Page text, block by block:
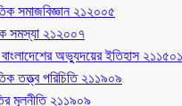
সমাজবিজ্ঞান ২১২০০৫
সমস্যা ২১২০০৭
বাংলাদেশের অভ্যুদয়ের ইতিহাস ২১১৫০১
তত্ত্ব পরিচিতি ২১১৯০৯
মূলনীতি ২১১৯০৯